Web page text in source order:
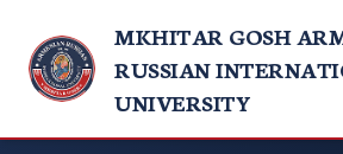
MKHITAR GOSH
RUSSIAN
UNIVERSITY